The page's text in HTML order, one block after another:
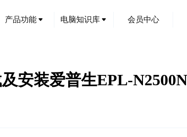
产品功能 电脑知识库 会员中心
安装爱普生EPL-